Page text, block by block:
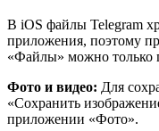
В iOS файлы Telegram
приложения, поэтому
«Файлы» можно только
Фото и видео: Для
«Сохранить
приложении «Фото».